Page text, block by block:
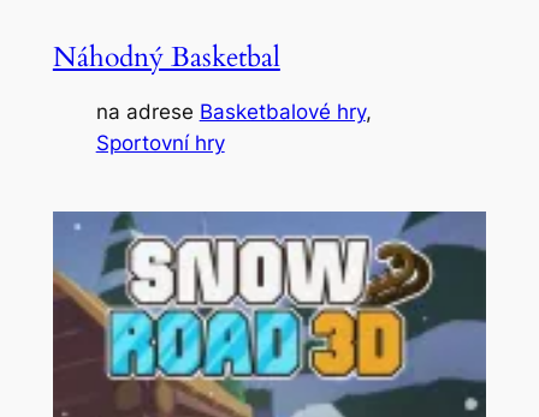
Náhodný Basketbal
na adrese Basketbalové hry
Sportovní hry